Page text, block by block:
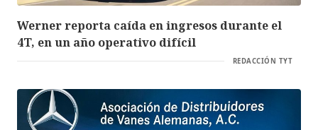
Werner reporta caída en ingresos durante el
4T, en un año operativo difícil
REDACCIÓN TYT